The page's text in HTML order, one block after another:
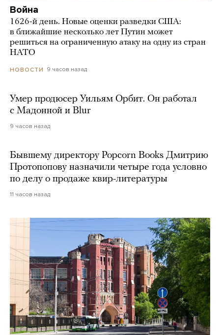
Война
1626-й день. Новые оценки разведки США:
в ближайшие несколько лет Путин может
решиться на ограниченную атаку на одну из стран
НАТО
НОВОСТИ 9 часов назад
Умер продюсер Уильям Орбит. Он работал
с Мадонной и Blur
9 часов назад
Бывшему директору Popcorn Books Дмитрию
Протопопову назначили четыре года условно
по делу о продаже квир-литературы
11 часов назад